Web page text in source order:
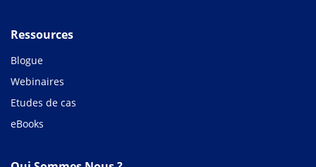
Ressources
Blogue
Webinaires
Etudes de cas
eBooks